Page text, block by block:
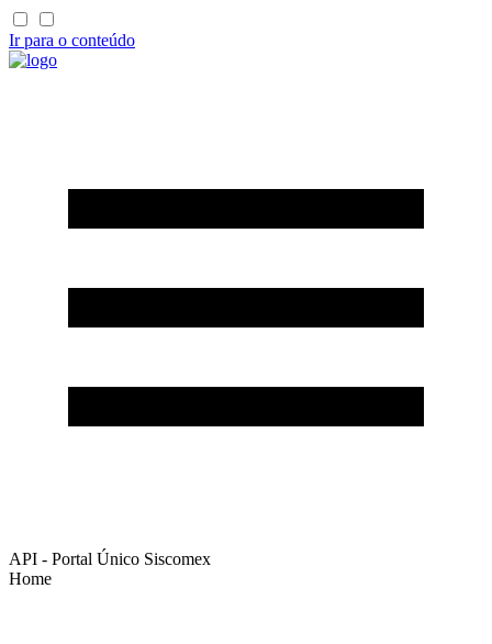
Ir para o conteúdo
API - Portal Único Siscomex
Home